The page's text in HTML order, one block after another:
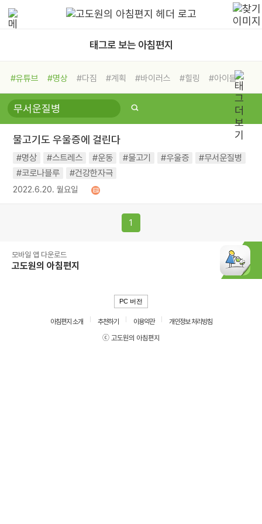
태그로 보는 아침편지
#유튜브 #명상 #다짐 #계획 #바이러스 #힐링
#아이들
#비전캠프
#독서캠프 #삶
#희망
#나눔 #친구 #링컨학교
#독서
#건강 #면역력
물고기도 우울증에 걸린다
#명상 #스트레스 #운동 #물고기 #우울증
#무서운질병
#코로나블루
#건강한자극
2022.6.20. 월요일
1
모바일 앱 다운로드
고도원의 아침편지
PC 버전
아침편지 소개 추천하기 이용약관
개인정보 처리방침
ⓒ 고도원의 아침편지